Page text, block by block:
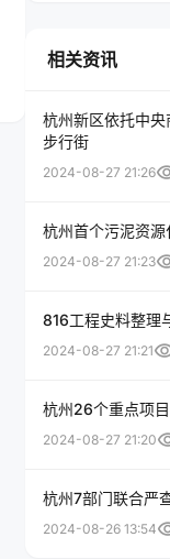
相关资讯
杭州新区依托中
步行街
2024-08-27 21:26
杭州首个污泥资
2024-08-27 21:23
816工程史料整理
2024-08-27 21:21
杭州26个重点项
2024-08-27 21:20
杭州7部门联合严
2024-08-26 13:54